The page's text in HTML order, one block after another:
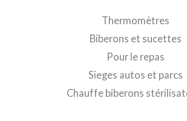
Thermomètres
Biberons et sucettes
Pour le repas
Sieges autos et parcs
Chauffe biberons